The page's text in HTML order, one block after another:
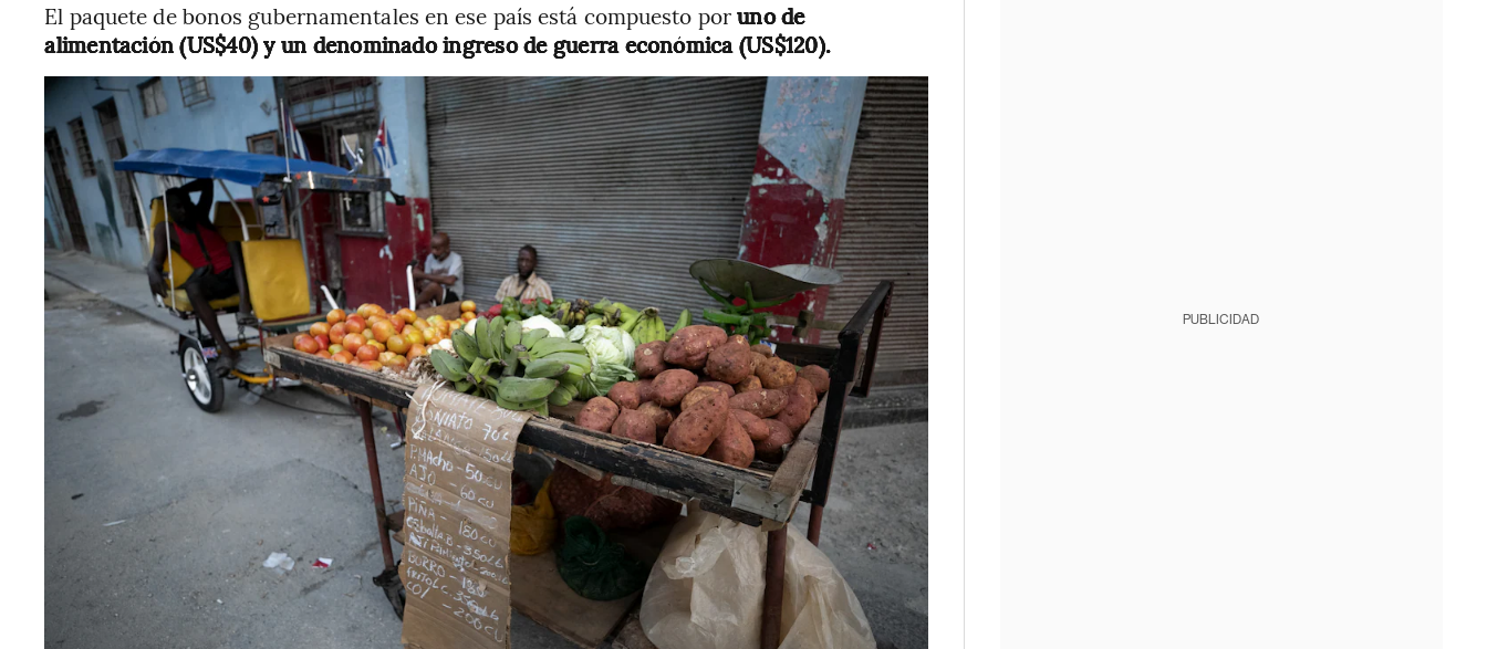
El paquete de bonos gubernamentales en ese país está compuesto poruno de
alimentación (US$40) y un denominado ingreso de guerra económica (US$120).
PUBLICIDAD